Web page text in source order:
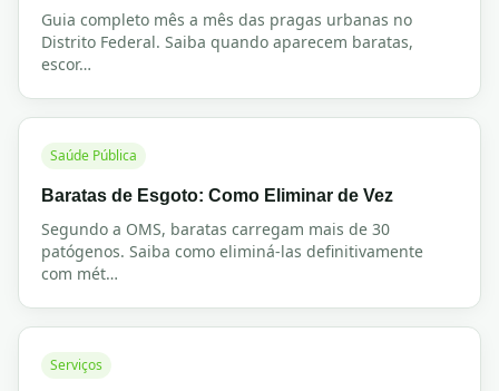
Guia completo mês a mês das pragas urbanas no
Distrito Federal. Saiba quando aparecem baratas,
escor…
Saúde Pública
Baratas de Esgoto: Como Eliminar de Vez
Segundo a OMS, baratas carregam mais de 30
patógenos. Saiba como eliminá-las definitivamente
com mét…
Serviços